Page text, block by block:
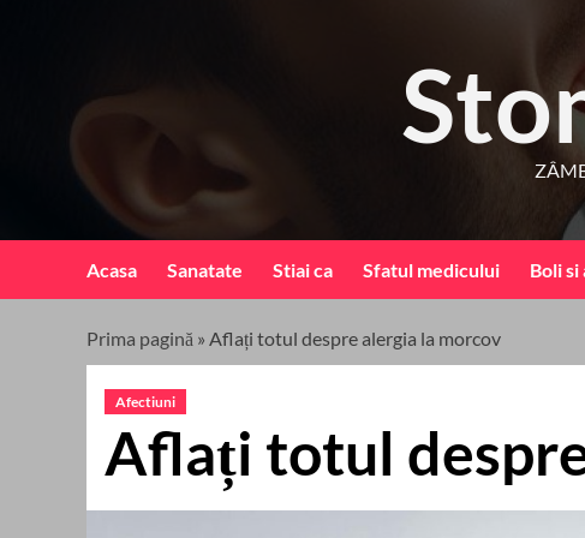
Acasa Sanatate Stiai ca Sfatul medicului Boli
Prima pagină » Aflați totul despre alergia la morcov
Afectiuni
Aflați totul